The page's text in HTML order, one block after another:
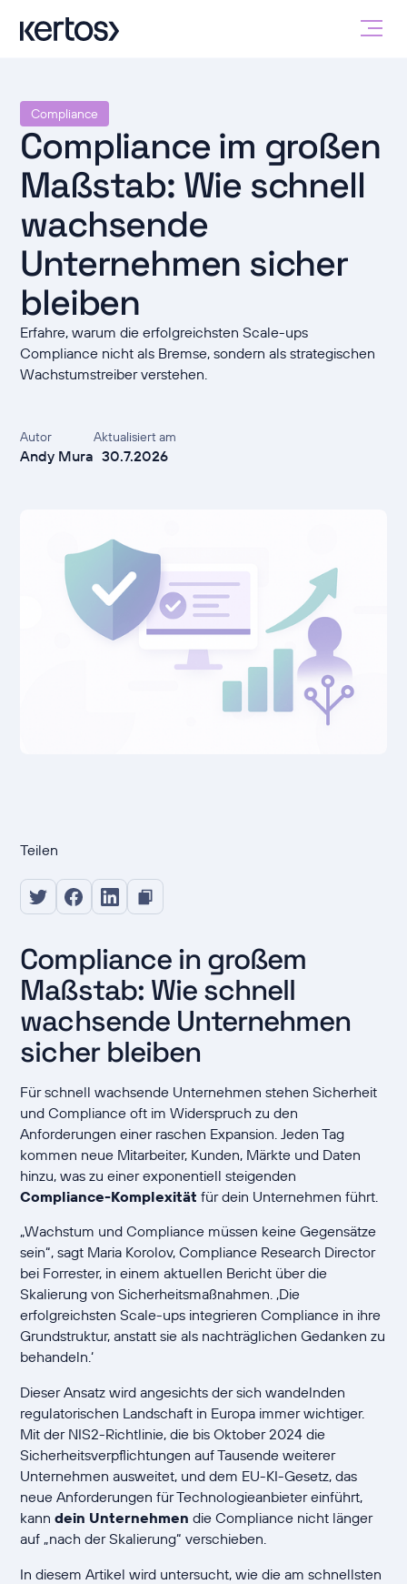
Compliance
Compliance im großen
Maßstab: Wie schnell
wachsende
Unternehmen sicher
bleiben
Erfahre, warum die erfolgreichsten Scale-ups
Compliance nicht als Bremse, sondern als strategischen
Wachstumstreiber verstehen.
Autor
Andy Mura
Aktualisiert am
30.7.2026
Teilen
Compliance in großem
Maßstab: Wie schnell
wachsende Unternehmen
sicher bleiben
Für schnell wachsende Unternehmen stehen Sicherheit
und Compliance oft im Widerspruch zu den
Anforderungen einer raschen Expansion. Jeden Tag
kommen neue Mitarbeiter, Kunden, Märkte und Daten
hinzu, was zu einer exponentiell steigenden
Compliance-Komplexität für dein Unternehmen führt.
„Wachstum und Compliance müssen keine Gegensätze
sein“, sagt Maria Korolov, Compliance Research Director
bei Forrester, in einem aktuellen Bericht über die
Skalierung von Sicherheitsmaßnahmen. ‚Die
erfolgreichsten Scale-ups integrieren Compliance in ihre
Grundstruktur, anstatt sie als nachträglichen Gedanken zu
behandeln.‘
Dieser Ansatz wird angesichts der sich wandelnden
regulatorischen Landschaft in Europa immer wichtiger.
Mit der NIS2-Richtlinie, die bis Oktober 2024 die
Sicherheitsverpflichtungen auf Tausende weiterer
Unternehmen ausweitet, und dem EU-KI-Gesetz, das
neue Anforderungen für Technologieanbieter einführt,
kanndein Unternehmen die Compliance nicht länger
auf „nach der Skalierung“ verschieben.
In diesem Artikel wird untersucht, wie die am schnellsten